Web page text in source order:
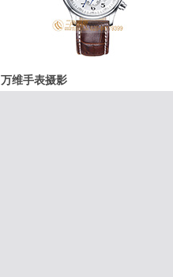
万维手表摄影